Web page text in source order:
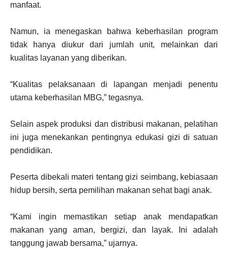
manfaat.
Namun, ia menegaskan bahwa keberhasilan program
tidak hanya diukur dari jumlah unit, melainkan dari
kualitas layanan yang diberikan.
“Kualitas pelaksanaan di lapangan menjadi penentu
utama keberhasilan MBG,” tegasnya.
Selain aspek produksi dan distribusi makanan, pelatihan
ini juga menekankan pentingnya edukasi gizi di satuan
pendidikan.
Peserta dibekali materi tentang gizi seimbang, kebiasaan
hidup bersih, serta pemilihan makanan sehat bagi anak.
“Kami ingin memastikan setiap anak mendapatkan
makanan yang aman, bergizi, dan layak. Ini adalah
tanggung jawab bersama,” ujarnya.